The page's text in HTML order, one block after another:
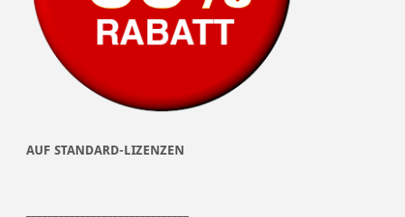
AUF STANDARD-LIZENZEN